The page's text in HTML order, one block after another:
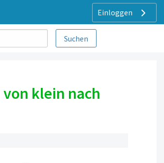
Einloggen
klein nach